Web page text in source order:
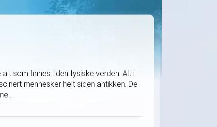
som finnes i den fysiske verden. Alt i
mennesker helt siden antikken. De